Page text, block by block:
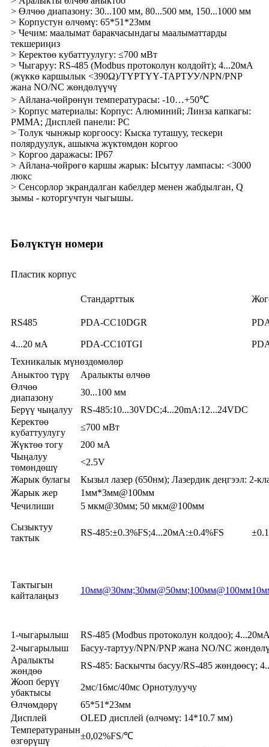
> Өлчөө диапазону: 30...100 мм, 80...500 мм, 150...1000 мм
> Корпустун өлчөмү: 65*51*23мм
> Чечим: маалымат баракчасындагы маалыматтарды
текшериңиз
> Керектөө кубаттуулугу: ≤700 мВт
> Чыгаруу: RS-485 (Modbus протоколун колдойт); 4...20мА
(жүккө каршылык <390Ω)/ТҮРТҮҮ-ТАРТУУ/NPN/PNP
жана NO/NC жөндөлүүчү
> Айлана-чөйрөнүн температурасы: -10…+50℃
> Корпус материалы: Корпус: Алюминий; Линза капкагы:
PMMA; Дисплей панели: PC
> Толук чынжыр коргоосу: Кыска туташуу, тескери
полярдуулук, ашыкча жүктөмдөн коргоо
> Коргоо даражасы: IP67
> Айлана-чөйрөгө каршы жарык: Ысытуу лампасы: <3000
люкс
> Сенсорлор экрандалган кабелдер менен жабдылган, Q
зымы - которгучтун чыгышы.
Бөлүктүн номери
Пластик корпус
Стандарттык
RS485 PDA-CC10DGR
4...20 мА PDA-CC10TGI
Техникалык мүнөздөмөлөр
Аныктоо түрү
Аралыкты өлчөө
Өлчөө
диапазону
30...100 мм
Берүү чыңалуу
RS-485:10...30VDC;4...20mA:12...24VDC
Керектөө
кубаттуулугу
≤700 мВт
Жүктөө тогу
200 мА
Чыңалуу
төмөндөшү
<2.5V
Жарык булагы
Кызыл лазер (650нм); Лазердик деңгээл: 2-
Жарык жер
1мм*3мм@100мм
Чечилиши
5 мкм@30мм; 50 мкм@100мм
Сызыктуу
тактык
RS-485:±0.3%FS;4...20мА:±0.4%FS
Тактыгын
кайталаңыз
10мм@30мм;30мм@50мм;100мм@100мм
1-чыгарылыш
RS-485 (Modbus протоколун колдоо);
2-чыгарылыш
Басуу-тартуу/NPN/PNP жана NO/NC
Аралыкты
жөндөө
RS-485: Баскычты басуу/RS-485 жөндөөсү;
Жооп берүү
убактысы
2мс/16мс/40мс Орнотулуучу
Өлчөмдөрү
65*51*23мм
Дисплей
OLED дисплей (өлчөмү: 14*10.7 мм)
Температуранын
өзгөрүшү
±0,02%FS/℃